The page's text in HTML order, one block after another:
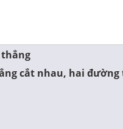
cắt nhau, hai đường